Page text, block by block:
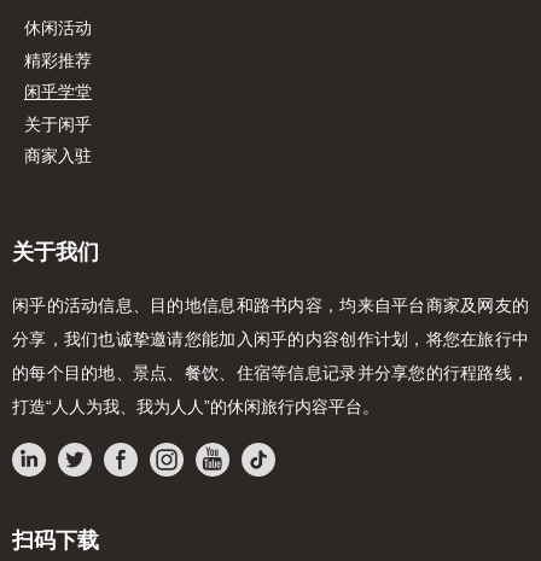
休闲活动
精彩推荐
闲乎学堂
关于闲乎
商家入驻
关于我们
闲乎的活动信息、目的地信息和路书内容，均来自平台商家及网友的
分享，我们也诚挚邀请您能加入闲乎的内容创作计划，将您在旅行中
的每个目的地、景点、餐饮、住宿等信息记录并分享您的行程路线，
打造“人人为我、我为人人”的休闲旅行内容平台。
扫码下载